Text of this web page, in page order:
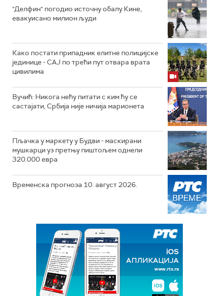
"Делфин" погодио источну обалу Кине,
евакуисано милион људи
Како постати припадник елитне полицијске
јединице - СAJ по трећи пут отвара врата
цивилима
Вучић: Никога нећу питати с ким ћу се
састајати, Србија није ничија марионета
Пљачка у маркету у Будви - маскирани
мушкарци уз претњу пиштољем однели
320.000 евра
Временска прогноза 10. август 2026.